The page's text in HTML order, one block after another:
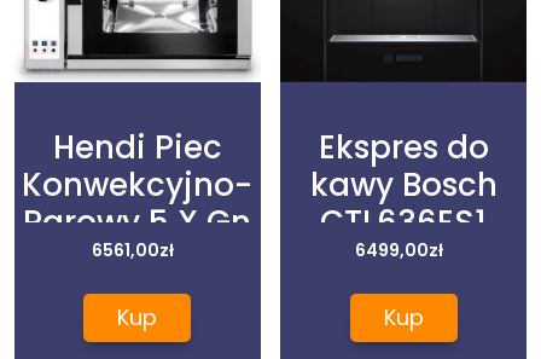
Hendi Piec
Konwekcyjno-
Parowy 5 X Gn
2/3,
Elektryczny –
Sterowanie
6561,00zł
Kup
Ekspres do
kawy Bosch
CTL636ES1
6499,00zł
Kup